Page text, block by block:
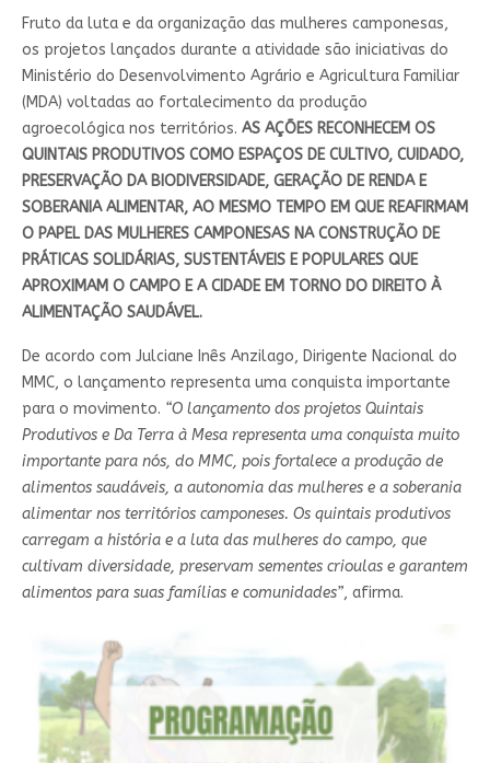
Fruto da luta e da organização das mulheres camponesas,
os projetos lançados durante a atividade são iniciativas do
Ministério do Desenvolvimento Agrário e Agricultura Familiar
(MDA) voltadas ao fortalecimento da produção
agroecológica nos territórios. AS AÇÕES RECONHECEM OS
QUINTAIS PRODUTIVOS COMO ESPAÇOS DE CULTIVO, CUIDADO,
PRESERVAÇÃO DA BIODIVERSIDADE, GERAÇÃO DE RENDA E
SOBERANIA ALIMENTAR, AO MESMO TEMPO EM QUE REAFIRMAM
O PAPEL DAS MULHERES CAMPONESAS NA CONSTRUÇÃO DE
PRÁTICAS SOLIDÁRIAS, SUSTENTÁVEIS E POPULARES QUE
APROXIMAM O CAMPO E A CIDADE EM TORNO DO DIREITO À
ALIMENTAÇÃO SAUDÁVEL.
De acordo com Julciane Inês Anzilago, Dirigente Nacional do
MMC, o lançamento representa uma conquista importante
para o movimento. “O lançamento dos projetos Quintais
Produtivos e Da Terra à Mesa representa uma conquista muito
importante para nós, do MMC, pois fortalece a produção de
alimentos saudáveis, a autonomia das mulheres e a soberania
alimentar nos territórios camponeses. Os quintais produtivos
carregam a história e a luta das mulheres do campo, que
cultivam diversidade, preservam sementes crioulas e garantem
alimentos para suas famílias e comunidades”, afirma.